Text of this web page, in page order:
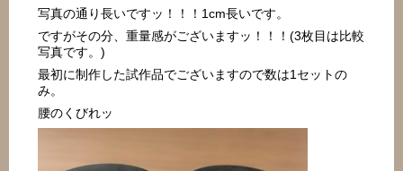
写真の通り長いですッ！！！1cm長いです。
ですがその分、重量感がございますッ！！！(3枚目は比較
写真です。)
最初に制作した試作品でございますので数は1セットの
み。
腰のくびれッ